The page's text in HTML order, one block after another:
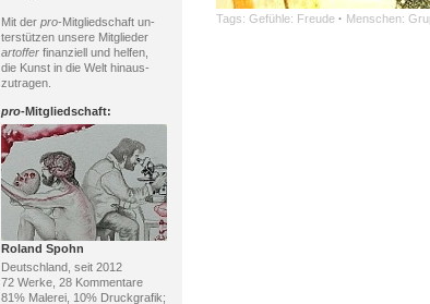
Mit der pro-Mitgliedschaft un-
terstützen unsere Mitglieder
artofferfinanziell und helfen,
die Kunst in die Welt hinaus-
zutragen.
pro-Mitgliedschaft:
Roland Spohn
Deutschland, seit 2012
72 Werke, 28 Kommentare
81% Malerei, 10% Druckgrafik;
Tags: Gefühle: Freude · Menschen: